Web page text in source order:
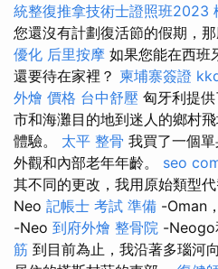
統整復推拿技術士證照班2023
您還沒有計劃復活節的假期，
優化 后里按摩 如果您能在西班
還要待在家裡？ 柬埔寨簽證
外燴 價格 台中舒壓 匈牙利提
市和海灘目的地到迷人的鄉村
體驗。 太平 整骨 我買了一個
外觀和內部老年年齡。 seo
其不同的更改，我用原始類型
Neo 記帳士 考試 準備 -Oman
-Neo 到府外燴 整骨院 -Neogo
筋 到目前為止，我沿著多瑙河